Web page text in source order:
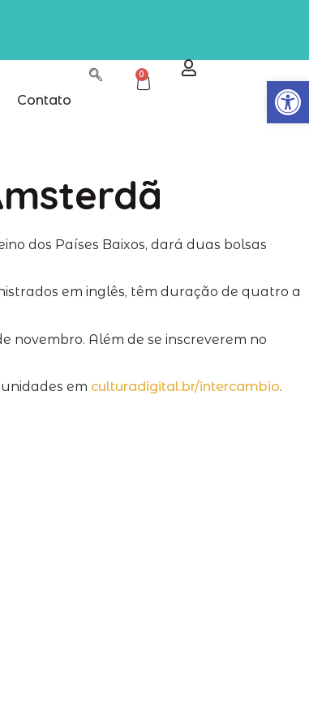
Abrir
Contato
0
dos Países Baixos, dará duas bolsas
em inglês, têm duração de quatro a
novembro. Além de se inscreverem no
em culturadigital.br/intercambio.